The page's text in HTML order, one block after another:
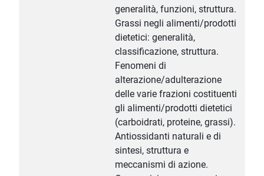
generalità, funzioni, struttura.
Grassi negli alimenti/prodotti
dietetici: generalità,
classificazione, struttura.
Fenomeni di
alterazione/adulterazione
delle varie frazioni costituenti
gli alimenti/prodotti dietetici
(carboidrati, proteine, grassi).
Antiossidanti naturali e di
sintesi, struttura e
meccanismi di azione.